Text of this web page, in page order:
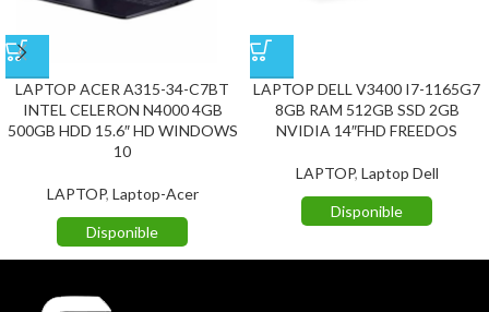
LAPTOP ACER A315-34-C7BT
INTEL CELERON N4000 4GB
500GB HDD 15.6″ HD WINDOWS
10
LAPTOP, Laptop-Acer
Disponible
LAPTOP DELL V3400 I7-1165G7
8GB RAM 512GB SSD 2GB
NVIDIA 14″FHD FREEDOS
LAPTOP, Laptop Dell
Disponible